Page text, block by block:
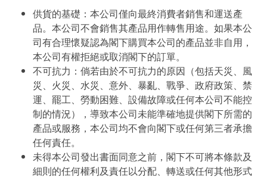
供貨的基礎：本公司僅向最終消費者銷售和運送產
品。本公司不會銷售其產品用作轉售用途。如果本公
司有合理懷疑認為閣下購買本公司的產品並非自用，
本公司有權拒絕或取消閣下的訂單。
不可抗力：倘若由於不可抗力的原因（包括天災、風
災、火災、水災、意外、暴亂、戰爭、政府政策、禁
運、罷工、勞動困難、設備故障或任何本公司不能控
制的情況），導致本公司未能準確地提供閣下所需的
產品或服務，本公司均不會向閣下或任何第三者承擔
任何責任。
未得本公司發出書面同意之前，閣下不可將本條款及
細則的任何權利及責任以分配、轉送或任何其他形式